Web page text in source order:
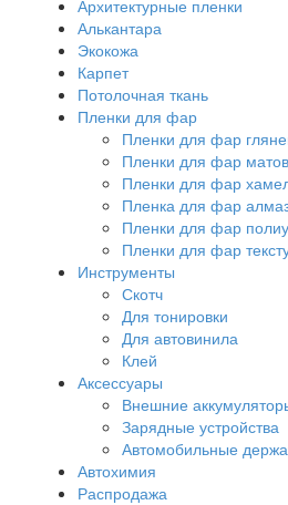
Архитектурные пленки
Алькантара
Экокожа
Карпет
Потолочная ткань
Пленки для фар
Пленки для фар
Пленки для фар
Пленки для фар
Пленка для фар
Пленки для фар
Пленки для фар
Инструменты
Скотч
Для тонировки
Для автовинила
Клей
Аксессуары
Внешние
Зарядные устройства
Автомобильные
Автохимия
Распродажа